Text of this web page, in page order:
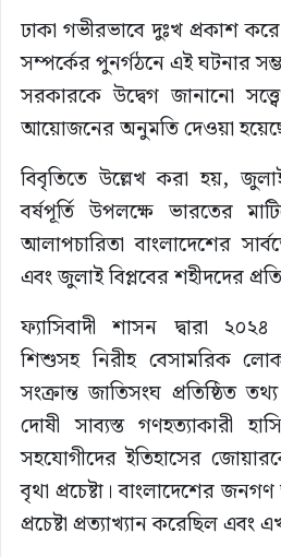
ঢাকা গভীরভাবে দুঃখ প্রকাশ
সম্পর্কের পুনর্গঠনে এই ঘটনার
সরকারকে উদ্বেগ জানানো
আয়োজনের অনুমতি দেওয়া
বিবৃতিতে উল্লেখ করা হয়,
বর্ষপূর্তি উপলক্ষে ভারতের
আলাপচারিতা বাংলাদেশের
এবং জুলাই বিপ্লবের শহীদদের
ফ্যাসিবাদী শাসন দ্বারা
শিশুসহ নিরীহ বেসামরিক
সংক্রান্ত জাতিসংঘ প্রতিষ্ঠিত
দোষী সাব্যস্ত গণহত্যাকারী
সহযোগীদের ইতিহাসের
বৃথা প্রচেষ্টা। বাংলাদেশের
প্রচেষ্টা প্রত্যাখ্যান করেছিল